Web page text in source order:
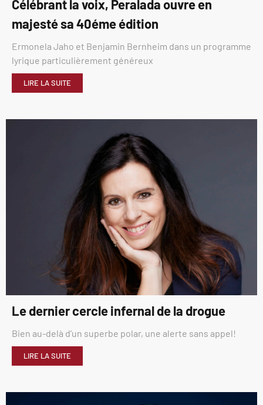
Célébrant la voix, Peralada ouvre en
majesté sa 40éme édition
Ermonela Jaho et Benjamin Bernheim dans un programme
lyrique particulièrement généreux
LIRE LA SUITE
Le dernier cercle infernal de la drogue
Bien au-delà d’un superbe polar, une alerte sans appel!
LIRE LA SUITE